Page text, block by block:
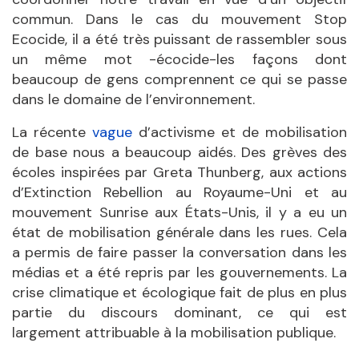
commun. Dans le cas du mouvement Stop
Ecocide, il a été très puissant de rassembler sous
un même mot -écocide-les façons dont
beaucoup de gens comprennent ce qui se passe
dans le domaine de l’environnement.
La récente vague d’activisme et de mobilisation
de base nous a beaucoup aidés. Des grèves des
écoles inspirées par Greta Thunberg, aux actions
d’Extinction Rebellion au Royaume-Uni et au
mouvement Sunrise aux États-Unis, il y a eu un
état de mobilisation générale dans les rues. Cela
a permis de faire passer la conversation dans les
médias et a été repris par les gouvernements. La
crise climatique et écologique fait de plus en plus
partie du discours dominant, ce qui est
largement attribuable à la mobilisation publique.